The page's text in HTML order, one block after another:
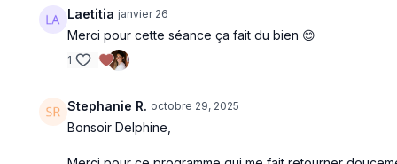
Laetitia janvier 26
Merci pour cette séance ça fait du bien 😊
1
Stephanie R. octobre 29, 2025
Bonsoir Delphine,